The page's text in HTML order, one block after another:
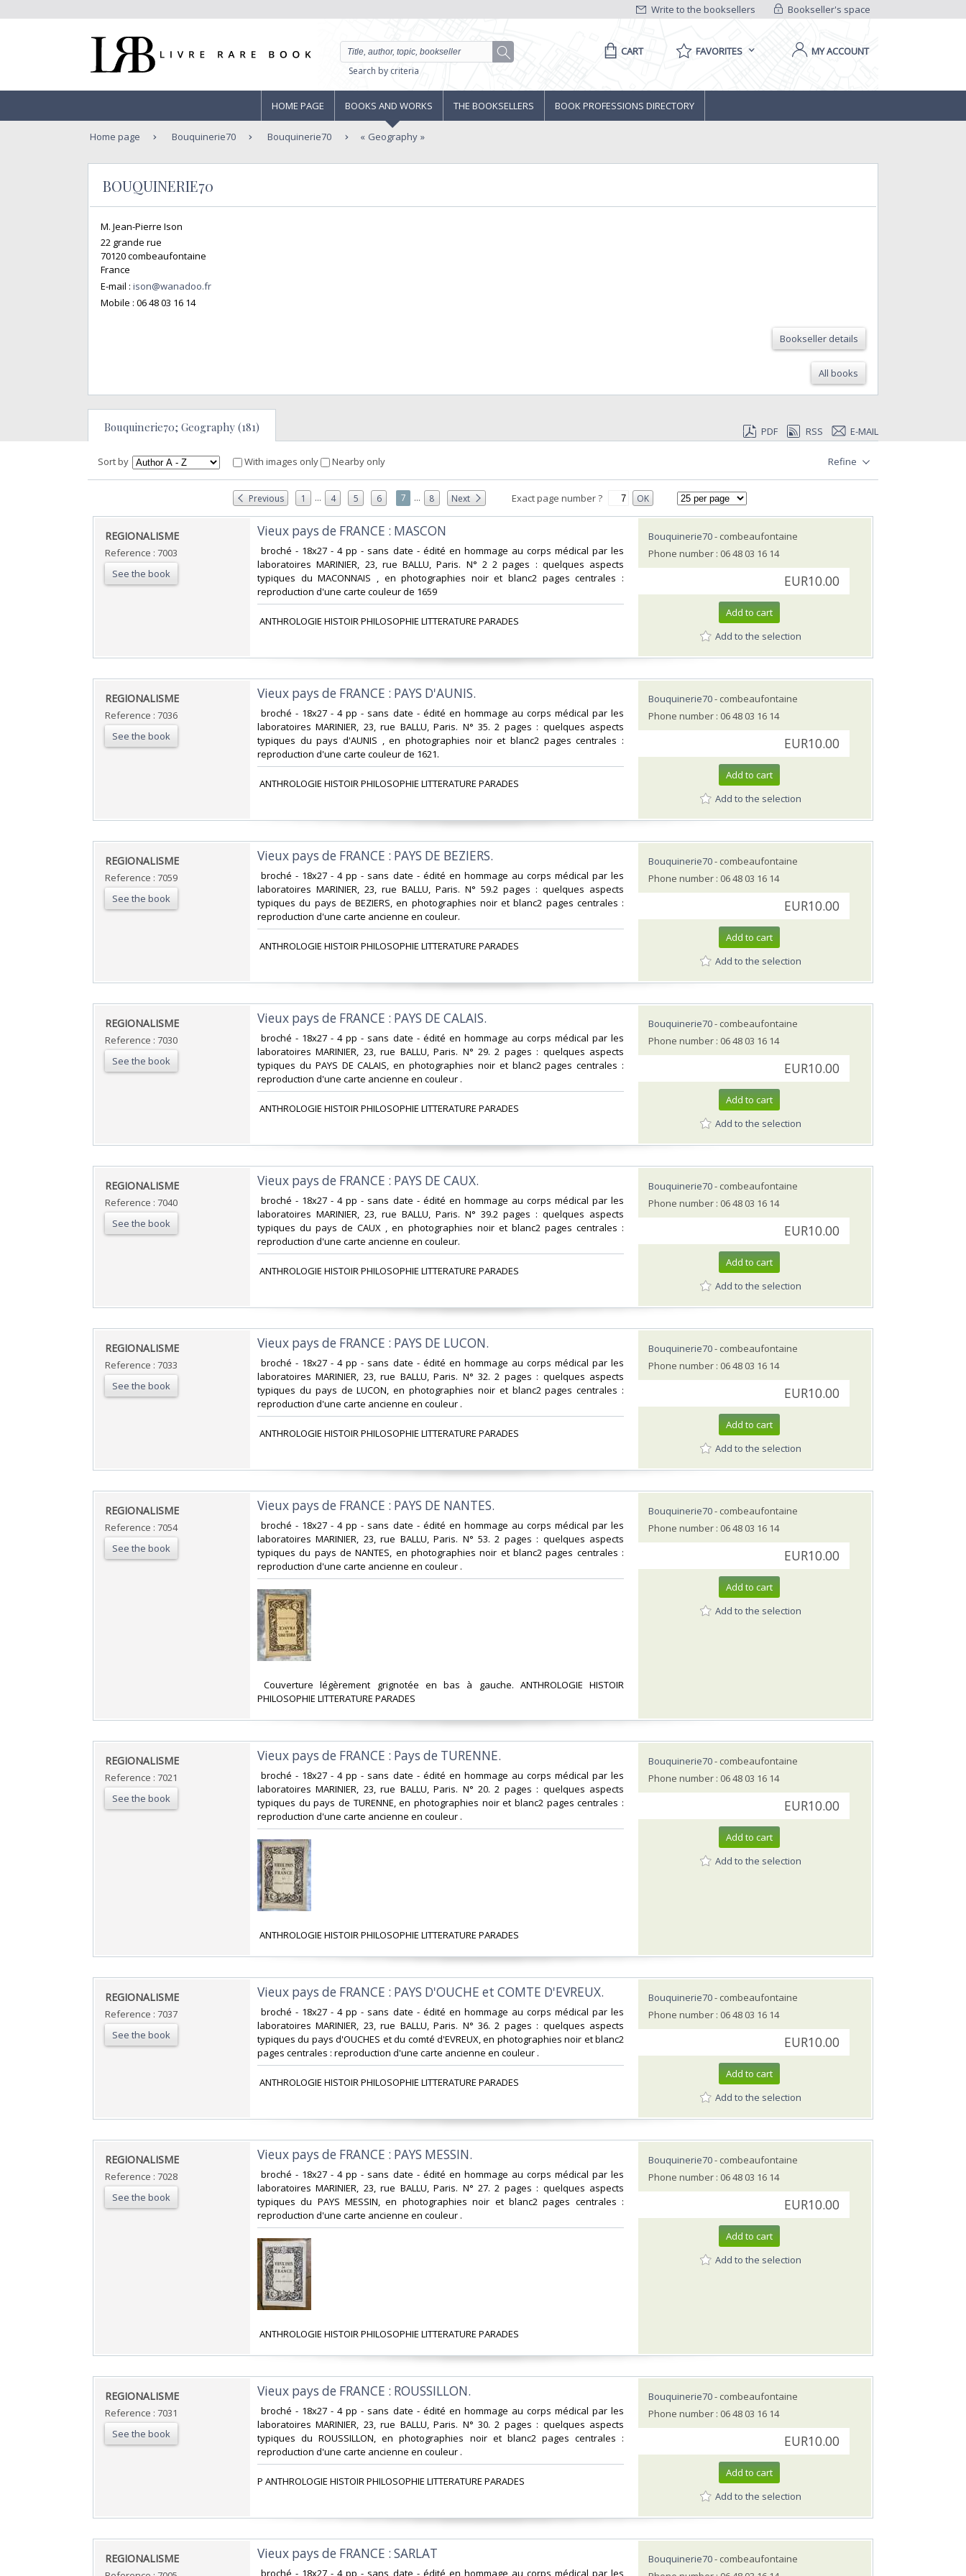
Bookseller's space
Write to the booksellers
Search by criteria
CART FAVORITES MY ACCOUNT
HOME PAGE BOOKS AND WORKS THE BOOKSELLERS BOOK PROFESSIONS DIRECTORY
Home page Bouquinerie70 Bouquinerie70 Geography
BOUQUINERIE70
M. Jean-Pierre Ison
22 grande rue
70120 combeaufontaine
France
E-mail : ison@wanadoo.fr
Mobile : 06 48 03 16 14
Bookseller details
All books
Bouquinerie70; Geography (181) PDF RSS E-MAIL
Sort by With images only Nearby only Refine
Previous 1 ... 4 5 6 7 ... 8 Next Exact page number ? OK
‎REGIONALISME‎
Reference : 7003
See the book
‎Vieux pays de FRANCE : MASCON‎
‎ broché - 18x27 - 4 pp - sans date - édité en hommage au corps médical par les
laboratoires MARINIER, 23, rue BALLU, Paris. N° 2 2 pages : quelques aspects
typiques du MACONNAIS , en photographies noir et blanc2 pages centrales :
reproduction d'une carte couleur de 1659‎
‎ ANTHROLOGIE HISTOIR PHILOSOPHIE LITTERATURE PARADES‎
Bouquinerie70- combeaufontaine
Phone number : 06 48 03 16 14
EUR10.00
Add to cart
Add to the selection
‎REGIONALISME‎
Reference : 7036
See the book
‎Vieux pays de FRANCE : PAYS D'AUNIS.‎
‎ broché - 18x27 - 4 pp - sans date - édité en hommage au corps médical par les
laboratoires MARINIER, 23, rue BALLU, Paris. N° 35. 2 pages : quelques aspects
typiques du pays d'AUNIS , en photographies noir et blanc2 pages centrales :
reproduction d'une carte couleur de 1621. ‎
‎ ANTHROLOGIE HISTOIR PHILOSOPHIE LITTERATURE PARADES‎
Bouquinerie70- combeaufontaine
Phone number : 06 48 03 16 14
EUR10.00
Add to cart
Add to the selection
‎REGIONALISME‎
Reference : 7059
See the book
‎Vieux pays de FRANCE : PAYS DE BEZIERS.‎
‎ broché - 18x27 - 4 pp - sans date - édité en hommage au corps médical par les
laboratoires MARINIER, 23, rue BALLU, Paris. N° 59.2 pages : quelques aspects
typiques du pays de BEZIERS, en photographies noir et blanc2 pages centrales :
reproduction d'une carte ancienne en couleur. ‎
‎ ANTHROLOGIE HISTOIR PHILOSOPHIE LITTERATURE PARADES‎
Bouquinerie70- combeaufontaine
Phone number : 06 48 03 16 14
EUR10.00
Add to cart
Add to the selection
‎REGIONALISME‎
Reference : 7030
See the book
‎Vieux pays de FRANCE : PAYS DE CALAIS.‎
‎ broché - 18x27 - 4 pp - sans date - édité en hommage au corps médical par les
laboratoires MARINIER, 23, rue BALLU, Paris. N° 29. 2 pages : quelques aspects
typiques du PAYS DE CALAIS, en photographies noir et blanc2 pages centrales :
reproduction d'une carte ancienne en couleur . ‎
‎ ANTHROLOGIE HISTOIR PHILOSOPHIE LITTERATURE PARADES‎
Bouquinerie70- combeaufontaine
Phone number : 06 48 03 16 14
EUR10.00
Add to cart
Add to the selection
‎REGIONALISME‎
Reference : 7040
See the book
‎Vieux pays de FRANCE : PAYS DE CAUX. ‎
‎ broché - 18x27 - 4 pp - sans date - édité en hommage au corps médical par les
laboratoires MARINIER, 23, rue BALLU, Paris. N° 39.2 pages : quelques aspects
typiques du pays de CAUX , en photographies noir et blanc2 pages centrales :
reproduction d'une carte ancienne en couleur. ‎
‎ ANTHROLOGIE HISTOIR PHILOSOPHIE LITTERATURE PARADES‎
Bouquinerie70- combeaufontaine
Phone number : 06 48 03 16 14
EUR10.00
Add to cart
Add to the selection
‎REGIONALISME‎
Reference : 7033
See the book
‎Vieux pays de FRANCE : PAYS DE LUCON.‎
‎ broché - 18x27 - 4 pp - sans date - édité en hommage au corps médical par les
laboratoires MARINIER, 23, rue BALLU, Paris. N° 32. 2 pages : quelques aspects
typiques du pays de LUCON, en photographies noir et blanc2 pages centrales :
reproduction d'une carte ancienne en couleur .‎
‎ ANTHROLOGIE HISTOIR PHILOSOPHIE LITTERATURE PARADES‎
Bouquinerie70- combeaufontaine
Phone number : 06 48 03 16 14
EUR10.00
Add to cart
Add to the selection
‎REGIONALISME‎
Reference : 7054
See the book
‎Vieux pays de FRANCE : PAYS DE NANTES.‎
‎ broché - 18x27 - 4 pp - sans date - édité en hommage au corps médical par les
laboratoires MARINIER, 23, rue BALLU, Paris. N° 53. 2 pages : quelques aspects
typiques du pays de NANTES, en photographies noir et blanc2 pages centrales :
reproduction d'une carte ancienne en couleur . ‎
‎ Couverture légèrement grignotée en bas à gauche. ANTHROLOGIE HISTOIR
PHILOSOPHIE LITTERATURE PARADES‎
Bouquinerie70- combeaufontaine
Phone number : 06 48 03 16 14
EUR10.00
Add to cart
Add to the selection
‎REGIONALISME‎
Reference : 7021
See the book
‎Vieux pays de FRANCE : Pays de TURENNE.‎
‎ broché - 18x27 - 4 pp - sans date - édité en hommage au corps médical par les
laboratoires MARINIER, 23, rue BALLU, Paris. N° 20. 2 pages : quelques aspects
typiques du pays de TURENNE, en photographies noir et blanc2 pages centrales :
reproduction d'une carte ancienne en couleur . ‎
‎ ANTHROLOGIE HISTOIR PHILOSOPHIE LITTERATURE PARADES‎
Bouquinerie70- combeaufontaine
Phone number : 06 48 03 16 14
EUR10.00
Add to cart
Add to the selection
‎REGIONALISME‎
Reference : 7037
See the book
‎Vieux pays de FRANCE : PAYS D'OUCHE et COMTE D'EVREUX.‎
‎ broché - 18x27 - 4 pp - sans date - édité en hommage au corps médical par les
laboratoires MARINIER, 23, rue BALLU, Paris. N° 36. 2 pages : quelques aspects
typiques du pays d'OUCHES et du comté d'EVREUX, en photographies noir et blanc2
pages centrales : reproduction d'une carte ancienne en couleur . ‎
‎ ANTHROLOGIE HISTOIR PHILOSOPHIE LITTERATURE PARADES‎
Bouquinerie70- combeaufontaine
Phone number : 06 48 03 16 14
EUR10.00
Add to cart
Add to the selection
‎REGIONALISME‎
Reference : 7028
See the book
‎Vieux pays de FRANCE : PAYS MESSIN.‎
‎ broché - 18x27 - 4 pp - sans date - édité en hommage au corps médical par les
laboratoires MARINIER, 23, rue BALLU, Paris. N° 27. 2 pages : quelques aspects
typiques du PAYS MESSIN, en photographies noir et blanc2 pages centrales :
reproduction d'une carte ancienne en couleur . ‎
‎ ANTHROLOGIE HISTOIR PHILOSOPHIE LITTERATURE PARADES‎
Bouquinerie70- combeaufontaine
Phone number : 06 48 03 16 14
EUR10.00
Add to cart
Add to the selection
‎REGIONALISME‎
Reference : 7031
See the book
‎Vieux pays de FRANCE : ROUSSILLON.‎
‎ broché - 18x27 - 4 pp - sans date - édité en hommage au corps médical par les
laboratoires MARINIER, 23, rue BALLU, Paris. N° 30. 2 pages : quelques aspects
typiques du ROUSSILLON, en photographies noir et blanc2 pages centrales :
reproduction d'une carte ancienne en couleur . ‎
‎P ANTHROLOGIE HISTOIR PHILOSOPHIE LITTERATURE PARADES‎
Bouquinerie70- combeaufontaine
Phone number : 06 48 03 16 14
EUR10.00
Add to cart
Add to the selection
‎REGIONALISME‎ ‎Vieux pays de FRANCE : SARLAT ‎
‎ broché - 18x27 - 4 pp - sans date - édité en hommage au corps médical par les
Bouquinerie70- combeaufontaine